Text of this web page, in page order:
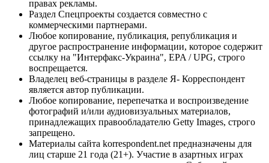
правах рекламы.
Раздел Спецпроекты создается совместно с
коммерческими партнерами.
Любое копирование, публикация, републикация и
другое распространение информации, которое содержит
ссылку на "Интерфакс-Украина", EPA / UPG, строго
воспрещается.
Владелец веб-страницы в разделе Я- Корреспондент
является автор публикации.
Любое копирование, перепечатка и воспроизведение
фотографий и/или аудиовизуальных материалов,
принадлежащих правообладателю Getty Images, строго
запрещено.
Материалы сайта korrespondent.net предназначены для
лиц старше 21 года (21+). Участие в азартных играх